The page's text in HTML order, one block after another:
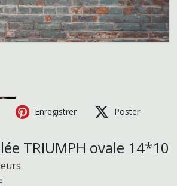
Enregistrer Poster
TRIUMPH ovale 14*10